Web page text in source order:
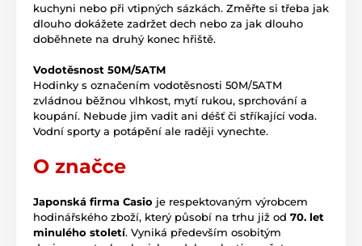
kuchyni nebo při vtipných sázkách. Změřte si třeba jak
dlouho dokážete zadržet dech nebo za jak dlouho
doběhnete na druhý konec hřiště.
Vodotěsnost 50M/5ATM
Hodinky s označením vodotěsnosti 50M/5ATM
zvládnou běžnou vlhkost, mytí rukou, sprchování a
koupání. Nebude jim vadit ani déšť či stříkající voda.
Vodní sporty a potápění ale raději vynechte.
O značce
Japonská firma Casio je respektovaným výrobcem
hodinářského zboží, který působí na trhu již od 70. let
minulého století. Vyniká především osobitým